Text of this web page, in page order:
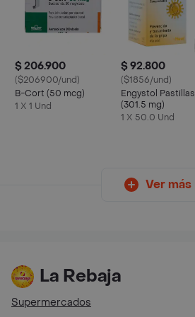
$ 206.900
($206900/und)
B-Cort (50 mcg)
1 X 1 Und
$ 92.800
($1856/und)
Engystol Pastillas
(301.5 mg)
1 X 50.0 Und
Ver más
La Rebaja
Supermercados